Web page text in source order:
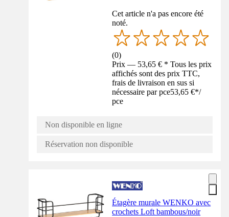
Cet article n'a pas encore été
noté.
(0)
Prix — 53,65 € * Tous les prix
affichés sont des prix TTC,
frais de livraison en sus si
nécessaire par pce53,65 €*/
pce
Non disponible en ligne
Réservation non disponible
Étagère murale WENKO avec
crochets Loft bambous/noir